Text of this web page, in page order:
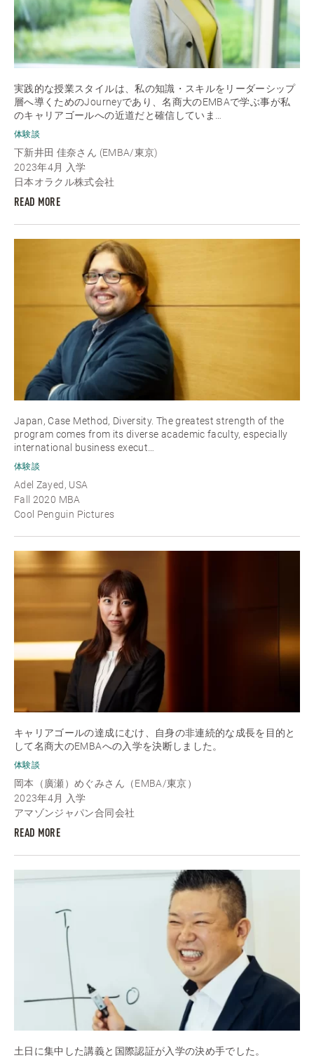
実践的な授業スタイルは、私の知識・スキルをリーダーシップ
層へ導くためのJourneyであり、名商大のEMBAで学ぶ事が私
のキャリアゴールへの近道だと確信していま…
体験談
下新井田 佳奈さん (EMBA/東京)
2023年4月 入学
日本オラクル株式会社
READ MORE
Japan, Case Method, Diversity. The greatest strength of the
program comes from its diverse academic faculty, especially
international business execut…
体験談
Adel Zayed, USA
Fall 2020 MBA
Cool Penguin Pictures
キャリアゴールの達成にむけ、自身の非連続的な成長を目的と
して名商大のEMBAへの入学を決断しました。
体験談
岡本（廣瀬）めぐみさん（EMBA/東京）
2023年4月 入学
アマゾンジャパン合同会社
READ MORE
土日に集中した講義と国際認証が入学の決め手でした。